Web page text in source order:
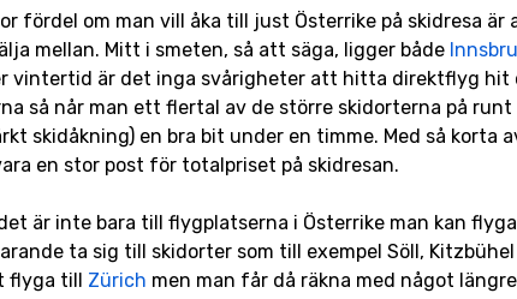
fördel om man vill åka till just Österrike på skidresa
mellan. Mitt i smeten, så att säga, ligger både
vintertid är det inga svårigheter att hitta direktflyg hit
så når man ett flertal av de större skidorterna på
skidåkning) en bra bit under en timme. Med så
en stor post för totalpriset på skidresan.
är inte bara till flygplatserna i Österrike man kan
ta sig till skidorter som till exempel Söll,
flyga till Zürich men man får då räkna med något